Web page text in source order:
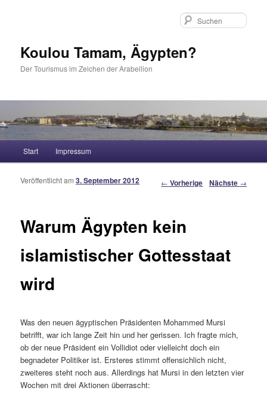
Koulou Tamam, Ägypten?
Der Tourismus im Zeichen der Arabellion
Zum Inhalt wechseln
Zum sekundären Inhalt wechseln
Start Impressum
Artikelnavigation
← Vorherige Nächste →
Warum Ägypten kein
islamistischer Gottesstaat
wird
Veröffentlicht am3. September 2012
Was den neuen ägyptischen Präsidenten Mohammed Mursi
betrifft, war ich lange Zeit hin und her gerissen. Ich fragte mich,
ob der neue Präsident ein Vollidiot oder vielleicht doch ein
begnadeter Politiker ist. Ersteres stimmt offensichlich nicht,
zweiteres steht noch aus. Allerdings hat Mursi in den letzten vier
Wochen mit drei Aktionen überrascht: